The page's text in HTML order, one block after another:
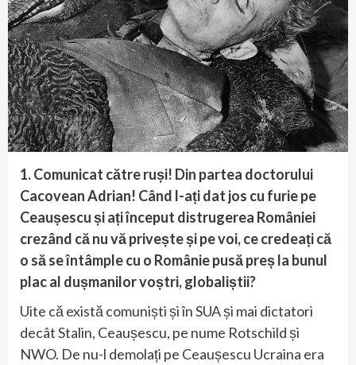
1. Comunicat către ruși! Din partea doctorului
Cacovean Adrian! Când l-ați dat jos cu furie pe
Ceaușescu și ați început distrugerea României
crezând că nu vă privește și pe voi, ce credeați că
o să se întâmple cu o Românie pusă preș la bunul
plac al dușmanilor voștri, globaliștii?
Uite că există comuniști și în SUA și mai dictatori
decât Stalin, Ceaușescu, pe nume Rotschild și
NWO. De nu-l demolați pe Ceaușescu Ucraina era